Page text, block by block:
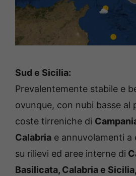
Sud e Sicilia:
Prevalentemente stabile e
ovunque, con nubi basse al
coste tirreniche di
Calabria e annuvolamenti a
su rilievi ed aree interne di
Basilicata, Calabria e Sicilia,